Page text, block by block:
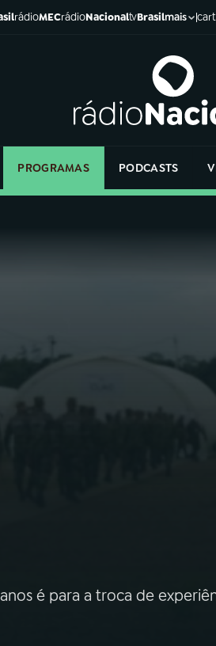
rádioMECrádioNacionaltvBrasilmais
PROGRAMAS PODCASTS
é para a troca de